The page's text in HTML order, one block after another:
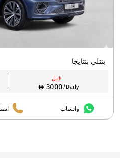
بنتلي بنتايجا
قبل
3000/Daily
واتساب